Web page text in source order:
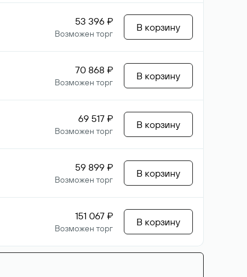
53 396 ₽
Возможен торг
В корзину
70 868 ₽
Возможен торг
В корзину
69 517 ₽
Возможен торг
В корзину
59 899 ₽
Возможен торг
В корзину
151 067 ₽
Возможен торг
В корзину